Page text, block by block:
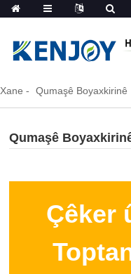
Xane Qumaşê Boyaxkirinê
Qumaşê
Çêker